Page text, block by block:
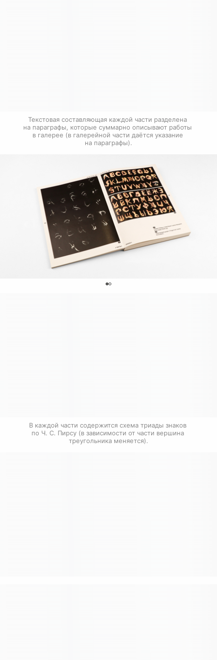
Текстовая составляющая каждой части разделена
на параграфы, которые суммарно описывают работы
в галерее (в галерейной части даётся указание
на параграфы).
В каждой части содержится схема триады знаков
по Ч. С. Пирсу (в зависимости от части вершина
треугольника меняется).